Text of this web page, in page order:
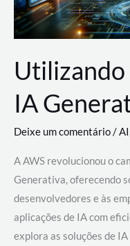
Utilizando
IA
Deixe um comentário/AI
A AWS revolucionou o
Generativa, oferecendo
desenvolvedores e às
aplicações de IA com
explora as soluções de